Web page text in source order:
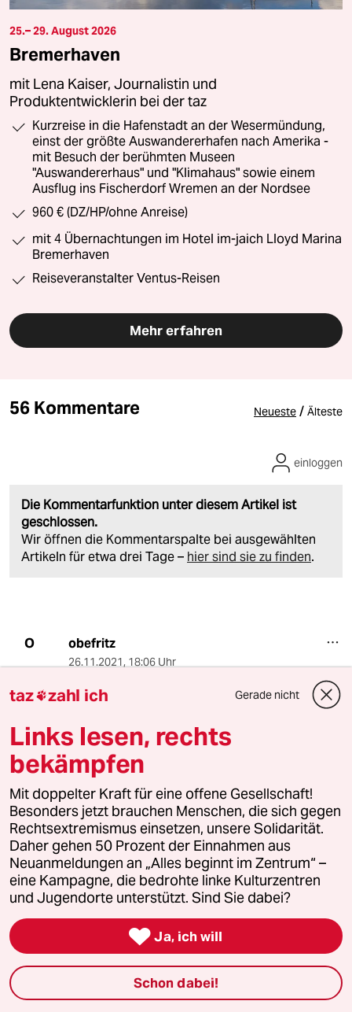
25.– 29. August 2026
Bremerhaven
mit Lena Kaiser, Journalistin und
Produktentwicklerin bei der taz
Kurzreise in die Hafenstadt an der Wesermündung,
einst der größte Auswandererhafen nach Amerika -
mit Besuch der berühmten Museen
"Auswandererhaus" und "Klimahaus" sowie einem
Ausflug ins Fischerdorf Wremen an der Nordsee
960 € (DZ/HP/ohne Anreise)
mit 4 Übernachtungen im Hotel im-jaich Lloyd Marina
Bremerhaven
Reiseveranstalter Ventus-Reisen
Mehr erfahren
56 Kommentare Neueste / Älteste
Die Kommentarfunktion unter diesem Artikel ist
geschlossen.
Wir öffnen die Kommentarspalte bei ausgewählten
Artikeln für etwa drei Tage – hier sind sie zu finden.
einloggen
O obefritz
26.11.2021, 18:06 Uhr
ein paar Fragen fehlen in diesem Interview:
erscheinenden Betrag an Steuern auf
Vermögen, Einkommen und Dividenden auf ein
Konto des Finanzministeriums überweisen.
Frage: tun Sie das?
So ein Konto gibt es seit 2006 und es wird
lächerlich wenig darauf eingezahlt.
2. Sie können die Verwalter Ihres Vermögens
anweisen, ab sofort auf jegliche Form von
3. Sie könnten bei Ihren Spenden ab sofort auf
Spendenquittungen verzichten. Tun Sie das?
Diese drei Massnahmen würden die
taz zahl ich Gerade nicht
Links lesen, rechts
bekämpfen
Mit doppelter Kraft für eine offene Gesellschaft!
Besonders jetzt brauchen Menschen, die sich gegen
Rechtsextremismus einsetzen, unsere Solidarität.
Daher gehen 50 Prozent der Einnahmen aus
Neuanmeldungen an „Alles beginnt im Zentrum“ –
eine Kampagne, die bedrohte linke Kulturzentren
und Jugendorte unterstützt. Sind Sie dabei?
 Ja, ich will
Schon dabei!